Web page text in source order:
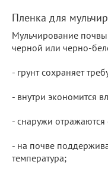
Пленка для
Мульчирование
черной или черно-
- грунт сохраняет
- внутри экономится
- снаружи
- на почве
температура;